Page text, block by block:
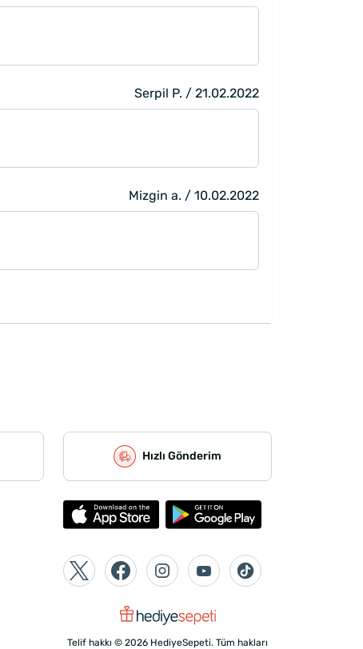
Serpil P. / 21.02.2022
Mizgin a. / 10.02.2022
Hızlı Gönderim
Telif hakkı © 2026 HediyeSepeti. Tüm hakları